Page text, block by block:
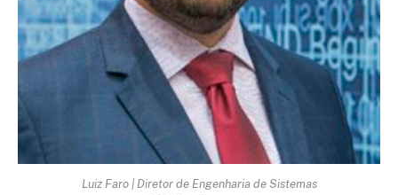
Luiz Faro | Diretor de Engenharia de Sistemas